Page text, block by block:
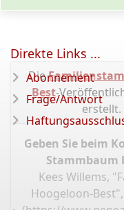
Die
Best-
erstellt.
Geben Sie beim
Stammbaum
Kees Willems,
Hoogeloon-
Direkte Links ...
Abonnement
Frage/Antwort